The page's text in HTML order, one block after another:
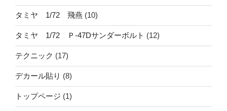
タミヤ 1/72 飛燕 (10)
タミヤ 1/72 Ｐ-47Dサンダーボルト (12)
テクニック (17)
デカール貼り (8)
トップページ (1)